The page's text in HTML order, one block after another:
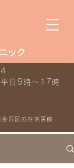
平日9時～17時
沢区の在宅医療